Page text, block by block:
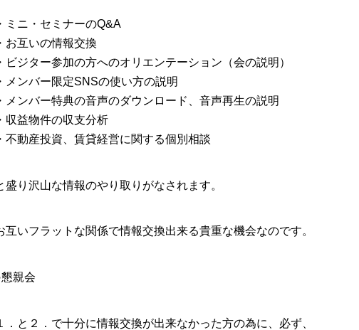
・ミニ・セミナーのQ&A
・お互いの情報交換
・ビジター参加の方へのオリエンテーション（会の説明）
・メンバー限定SNSの使い方の説明
・メンバー特典の音声のダウンロード、音声再生の説明
・収益物件の収支分析
・不動産投資、賃貸経営に関する個別相談
盛り沢山な情報のやり取りがなされます。
互いフラットな関係で情報交換出来る貴重な機会なのです。
親会
．と２．で十分に情報交換が出来なかった方の為に、必ず、